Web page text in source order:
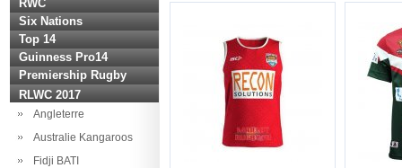
RWC
Six Nations
Top 14
Guinness Pro14
Premiership Rugby
RLWC 2017
Angleterre
Australie Kangaroos
Fidji BATI